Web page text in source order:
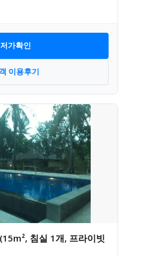
가확인
이용후기
침실 1개, 프라이빗